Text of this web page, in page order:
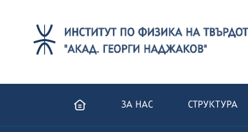
ЗА НАС СТРУКТУРА